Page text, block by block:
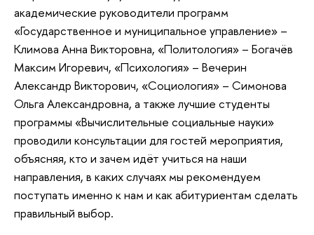
академические руководители программ
«Государственное и муниципальное управление» –
Климова Анна Викторовна, «Политология» – Богачёв
Максим Игоревич, «Психология» – Вечерин
Александр Викторович, «Социология» – Симонова
Ольга Александровна, а также лучшие студенты
программы «Вычислительные социальные науки»
проводили консультации для гостей мероприятия,
объясняя, кто и зачем идёт учиться на наши
направления, в каких случаях мы рекомендуем
поступать именно к нам и как абитуриентам сделать
правильный выбор.